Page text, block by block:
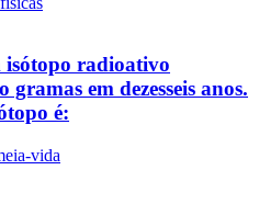
isótopo radioativo
gramas em dezesseis anos.
é:
vida